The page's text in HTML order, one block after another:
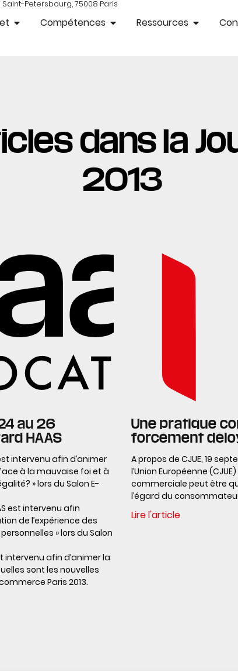
Saint-Petersbourg, 75008 Paris
Compétences Ressources
dans la
2013
au 26
HAAS
intervenu afin d’animer
à la mauvaise foi et à
» lors du Salon E-
est intervenu afin
de l’expérience des
» lors du Salon
intervenu afin d’animer la
sont les nouvelles
Paris 2013.
Une pratique
forcément
A propos de CJUE, 19
l’Union Européenne
commerciale peut être
l’égard du
Lire l'article